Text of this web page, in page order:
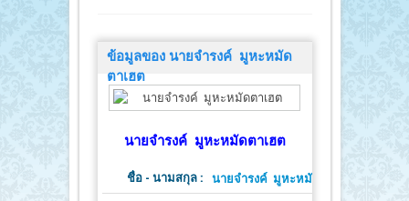
ข้อมูลของ นายจำรงค์ มูหะหมัด
ตาเฮต
นายจำรงค์ มูหะหมัดตาเฮต
ชื่อ - นามสกุล : นายจำรงค์ มูหะหมัดตาเฮต